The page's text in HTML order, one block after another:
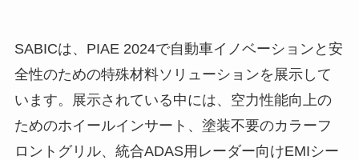
SABICは、PIAE 2024で自動車イノベーションと安
全性のための特殊材料ソリューションを展示して
います。展示されている中には、空力性能向上の
ためのホイールインサート、塗装不要のカラーフ
ロントグリル、統合ADAS用レーダー向けEMIシー